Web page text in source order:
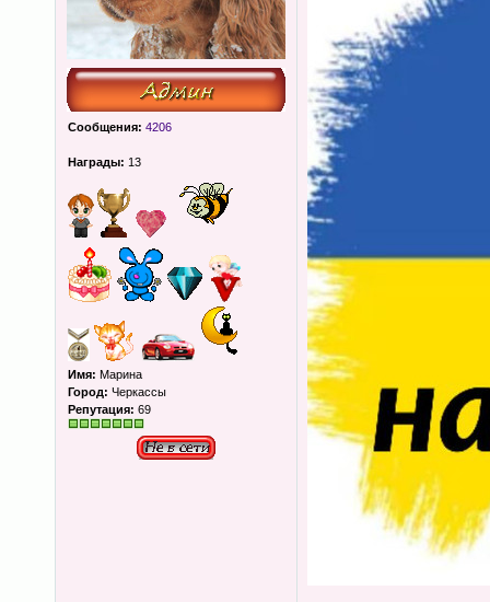
Сообщения: 4206
Награды: 13
Имя: Марина
Город: Черкассы
Репутация: 69